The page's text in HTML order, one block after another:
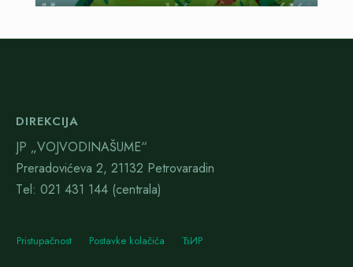
DIREKCIJA
JP „VOJVODINAŠUME“
Preradovićeva 2, 21132 Petrovaradin
Тel: 021 431 144 (centrala)
Pristupačnost Postavke kolačića ЋИР